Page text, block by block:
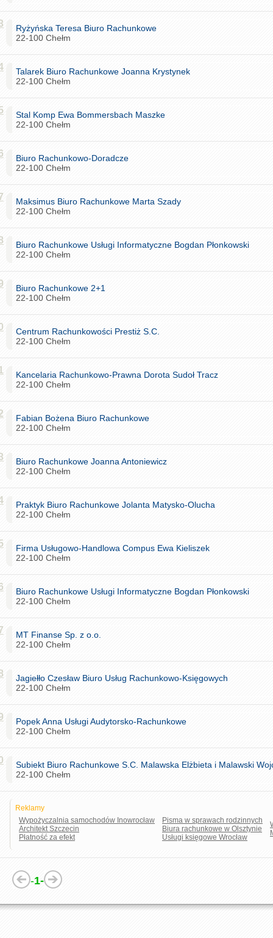
Ryżyńska Teresa Biuro Rachunkowe
22-100 Chełm
Talarek Biuro Rachunkowe Joanna Krystynek
22-100 Chełm
Stal Komp Ewa Bommersbach Maszke
22-100 Chełm
Biuro Rachunkowo-Doradcze
22-100 Chełm
Maksimus Biuro Rachunkowe Marta Szady
22-100 Chełm
Biuro Rachunkowe Usługi Informatyczne Bogdan Płonkowski
22-100 Chełm
Biuro Rachunkowe 2+1
22-100 Chełm
Centrum Rachunkowości Prestiż S.C.
22-100 Chełm
Kancelaria Rachunkowo-Prawna Dorota Sudoł Tracz
22-100 Chełm
Fabian Bożena Biuro Rachunkowe
22-100 Chełm
Biuro Rachunkowe Joanna Antoniewicz
22-100 Chełm
Praktyk Biuro Rachunkowe Jolanta Matysko-Olucha
22-100 Chełm
Firma Usługowo-Handlowa Compus Ewa Kieliszek
22-100 Chełm
Biuro Rachunkowe Usługi Informatyczne Bogdan Płonkowski
22-100 Chełm
MT Finanse Sp. z o.o.
22-100 Chełm
Jagiełło Czesław Biuro Usług Rachunkowo-Księgowych
22-100 Chełm
Popek Anna Usługi Audytorsko-Rachunkowe
22-100 Chełm
Subiekt Biuro Rachunkowe S.C. Malawska Elżbieta i Malawski
22-100 Chełm
Reklamy
Wypożyczalnia samochodów Inowrocław
Architekt Szczecin
Płatność za efekt
Pisma w sprawach rodzinnych
Biura rachunkowe w Olsztynie
Usługi księgowe Wrocław
-1-